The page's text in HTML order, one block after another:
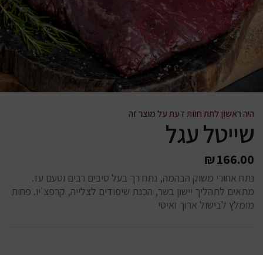
היה ראשון לתת חוות דעת על מוצר זה
שייטל עגל
₪166.00
נתח אחורי משוק הבהמה, נתח רך בעל סיבים רבים וטעם עז.
מתאים לתהליך יישון בשר, הכנת שיפודים לצלייה, קרפצ'יו. פחות
מומלץ לבישול ארוך ואיטי